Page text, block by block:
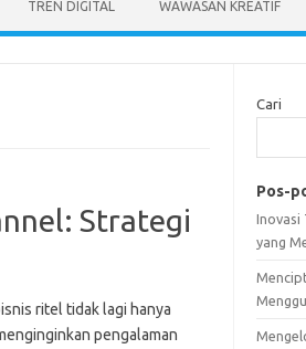
TREN DIGITAL WAWASAN KREATIF
Strategi
ritel tidak lagi hanya
pengalaman
Cari
Pos-
Inovasi
yang